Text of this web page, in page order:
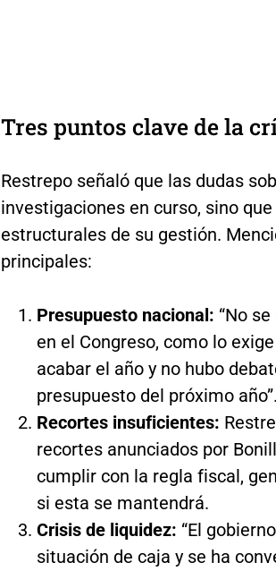
Tres puntos clave de la
Restrepo señaló que las dudas
investigaciones en curso, sino
estructurales de su gestión.
principales:
Presupuesto nacional: “No
en el Congreso, como lo
acabar el año y no hubo
presupuesto del próximo año”.
Recortes insuficientes:
recortes anunciados por
cumplir con la regla fiscal,
si esta se mantendrá.
Crisis de liquidez: “El
situación de caja y se ha